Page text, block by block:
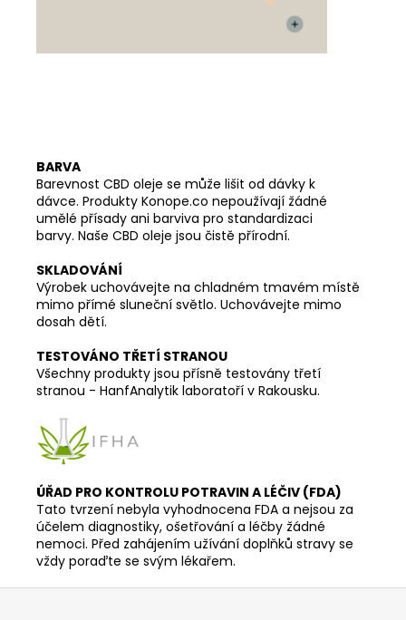
BARVA
Barevnost CBD oleje se může lišit od dávky k
dávce. Produkty Konope.co nepoužívají žádné
umělé přísady ani barviva pro standardizaci
barvy. Naše CBD oleje jsou čistě přírodní.
SKLADOVÁNÍ
Výrobek uchovávejte na chladném tmavém místě
mimo přímé sluneční světlo. Uchovávejte mimo
dosah dětí.
TESTOVÁNO TŘETÍ STRANOU
Všechny produkty jsou přísně testovány třetí
stranou - HanfAnalytik laboratoří v Rakousku.
ÚŘAD PRO KONTROLU POTRAVIN A LÉČIV (FDA)
Tato tvrzení nebyla vyhodnocena FDA a nejsou za
účelem diagnostiky, ošetřování a léčby žádné
nemoci. Před zahájením užívání doplňků stravy se
vždy poraďte se svým lékařem.